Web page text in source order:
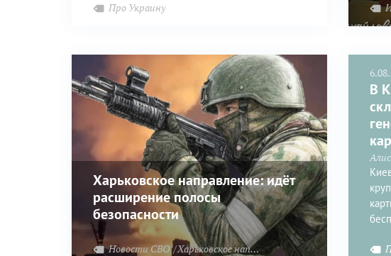
Про Украину
Харьковское направление: идёт
расширение полосы
безопасности
Новости СВО Харьковское направление
В